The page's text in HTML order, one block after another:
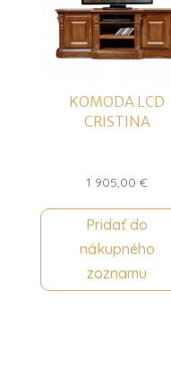
KOMODA LCD
CRISTINA
1 905,00€
Pridať do
nákupného
zoznamu